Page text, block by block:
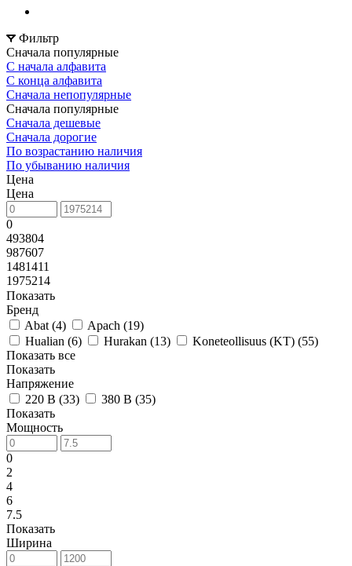
Фильтр
Сначала популярные
С начала алфавита
С конца алфавита
Сначала непопулярные
Сначала популярные
Сначала дешевые
Сначала дорогие
По возрастанию наличия
По убыванию наличия
Цена
Цена
0
493804
987607
1481411
1975214
Показать
Бренд
Abat (4) Apach (19)
Hualian (6) Hurakan (13) Koneteollisuus (KT) (55)
Показать все
Показать
Напряжение
220 В (33) 380 В (35)
Показать
Мощность
0
2
4
6
7.5
Показать
Ширина